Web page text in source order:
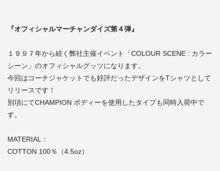
『オフィシャルマーチャンダイズ第４弾』
１９９７年から続く弊社主催イベント「COLOUR SCENE : カラー
シーン」のオフィシャルグッツになります。
今回はコーチジャケットでも好評だったデザインをTシャツとして
リリースです！
別項にてCHAMPION ボディーを使用したタイプも同時入荷中で
す。
MATERIAL：
COTTON 100％（4.5oz）